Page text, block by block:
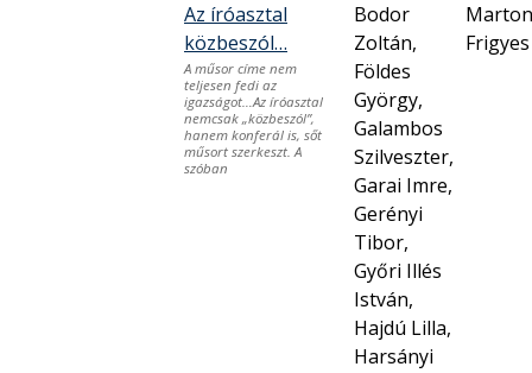
Az íróasztal
közbeszól…
A műsor címe nem
teljesen fedi az
igazságot…Az íróasztal
nemcsak „közbeszól”,
hanem konferál is, sőt
műsort szerkeszt. A
szóban
Bodor
Zoltán,
Földes
György,
Galambos
Szilveszter,
Garai Imre,
Gerényi
Tibor,
Győri Illés
István,
Hajdú Lilla,
Harsányi
Marton
Frigyes